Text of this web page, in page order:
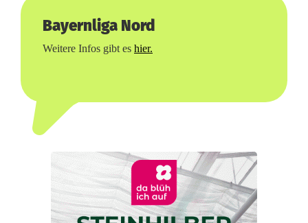
i
n
Bayernliga Nord
Weitere Infos gibt es hier.